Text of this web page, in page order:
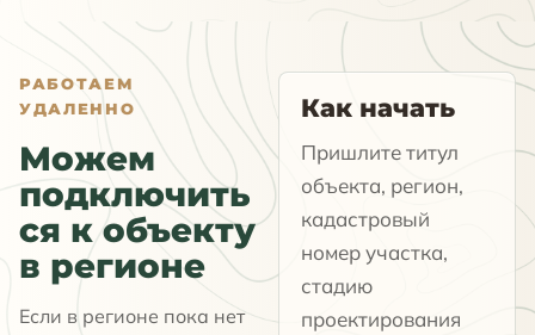
РАБОТАЕМ
УДАЛЕННО
Можем
подключить
ся к объекту
в регионе
Если в регионе пока нет
Как начать
Пришлите титул
объекта, регион,
кадастровый
номер участка,
стадию
проектирования